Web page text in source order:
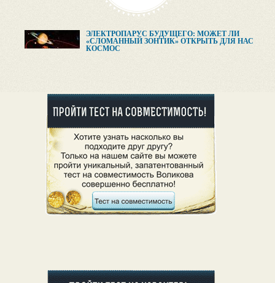
ЭЛЕКТРОПАРУС БУДУЩЕГО: МОЖЕТ ЛИ
«СЛОМАННЫЙ ЗОНТИК» ОТКРЫТЬ ДЛЯ НАС
КОСМОС